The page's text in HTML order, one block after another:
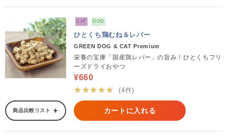
CAT DOG
ひとくち鶏むね＆レバー
GREEN DOG & CAT Premium
栄養の宝庫「国産鶏レバー」の旨み！ひとくちフリ
ーズドライおやつ
¥660
★★★★★
(4件)
商品比較リスト カートに入れる